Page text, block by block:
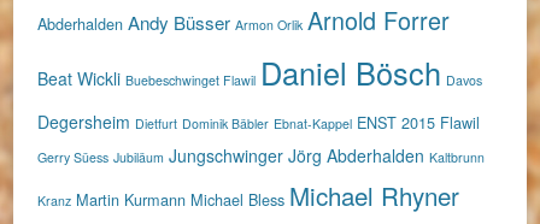
Abderhalden Andy Büsser Armon Orlik Arnold Forrer
Beat Wickli Buebeschwinget Flawil Daniel Bösch Davos
Degersheim Dietfurt Dominik Bäbler Ebnat-Kappel ENST 2015 Flawil
Gerry Süess Jubiläum Jungschwinger Jörg Abderhalden Kaltbrunn
Kranz Martin Kurmann Michael Bless Michael Rhyner